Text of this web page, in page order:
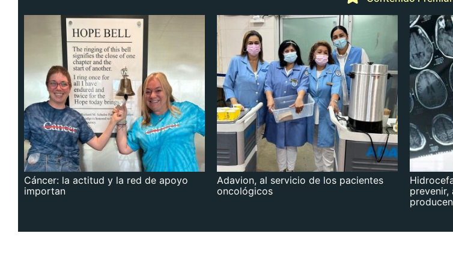
Cáncer: la actitud y la red de apoyo
importan
Adavion, al servicio de los pacientes
oncológicos
prevenir,
producen